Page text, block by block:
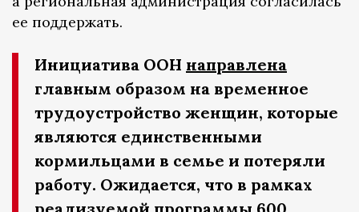
ее поддержать.
Инициатива ООН направлена
главным образом на временное
трудоустройство женщин, которые
являются единственными
кормильцами в семье и потеряли
работу. Ожидается, что в рамках